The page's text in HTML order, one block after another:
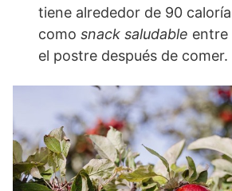
tiene alrededor de 90
como snack saludable entre
el postre después de comer.